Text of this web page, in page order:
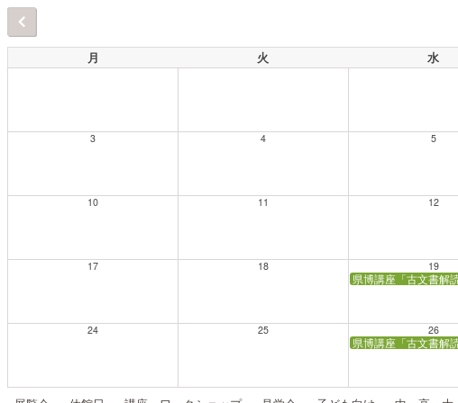
月 火 水
3 4 5
10 11 12
17 18 19
県博講座「古文書解
24 25 26
県博講座「古文書解